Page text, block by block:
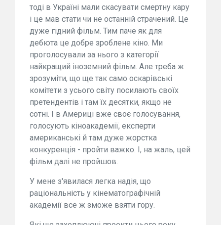
тоді в Україні мали скасувати смертну кару
і це мав стати чи не останній страчений. Це
дуже гідний фільм. Тим паче як для
дебюта це добре зроблене кіно. Ми
проголосували за нього з категорії
найкращий іноземний фільм. Але треба ж
зрозуміти, що ще так само оскарівські
комітети з усього світу посилають своїх
претендентів і там їх десятки, якщо не
сотні. І в Америці вже своє голосування,
голосують кіноакадемії, експерти
американські й там дуже жорстка
конкуренція - пройти важко. І, на жаль, цей
фільм далі не пройшов.
У мене з'явилася легка надія, що
раціональність у кінематографічній
академії все ж зможе взяти гору.